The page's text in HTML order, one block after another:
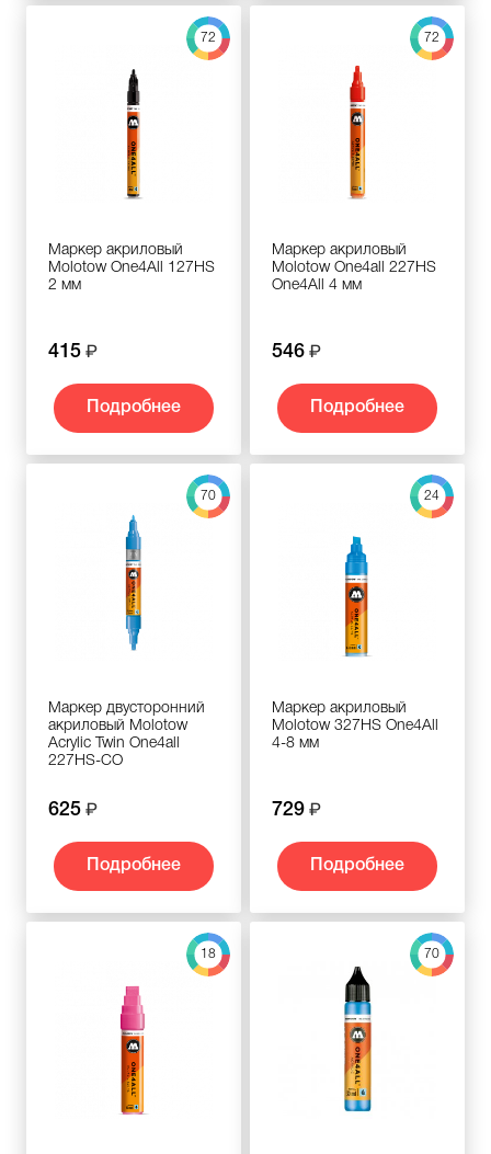
72
Маркер акриловый
Molotow One4All 127HS
2 мм
415
Подробнее
72
Маркер акриловый
Molotow One4all 227HS
One4All 4 мм
546
Подробнее
70
Маркер двусторонний
акриловый Molotow
Acrylic Twin One4all
227HS-CO
625
Подробнее
24
Маркер акриловый
Molotow 327HS One4All
4-8 мм
729
Подробнее
18 70